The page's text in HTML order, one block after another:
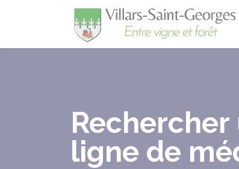
ligne de